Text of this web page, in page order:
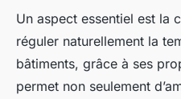
Un aspect essentiel est la
réguler naturellement la
bâtiments, grâce à ses
permet non seulement